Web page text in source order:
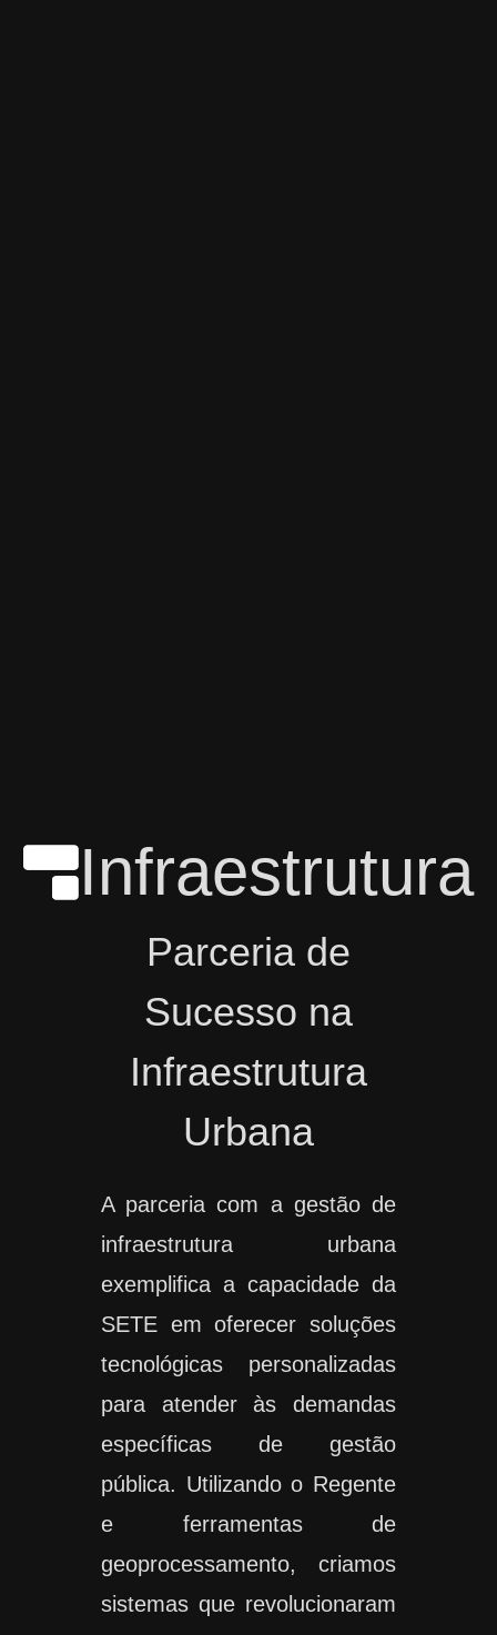
Infraestrutura
Parceria de
Sucesso na
Infraestrutura
Urbana
A parceria com a gestão de
infraestrutura urbana
exemplifica a capacidade da
SETE em oferecer soluções
tecnológicas personalizadas
para atender às demandas
específicas de gestão
pública. Utilizando o Regente
e ferramentas de
geoprocessamento, criamos
sistemas que revolucionaram